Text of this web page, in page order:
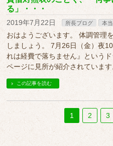
る」・・・
2019年7月22日 所長ブログ 本
おはようございます。 体調管理
しましょう。 7月26日（金）夜
れは経費で落ちません』という
ページに見所が紹介されていま
この記事を読む
1 2 3